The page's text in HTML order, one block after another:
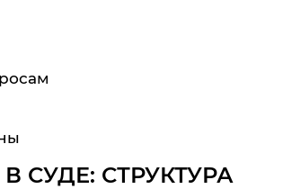
СУДЕ: СТРУКТУРА